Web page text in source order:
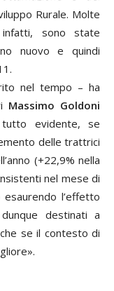
Rurale. Molte
sono state
nuovo e quindi
nel tempo – ha
Massimo Goldoni
evidente, se
delle trattrici
(+22,9% nella
nel mese di
l’effetto
destinati a
se il contesto di